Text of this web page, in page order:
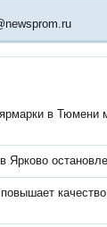
в Тюмени
Ярково